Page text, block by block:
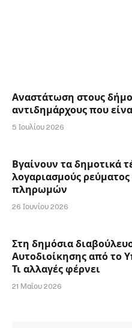
Αναστάτωση στους
αντιδημάρχους που
5 Ιουλίου 2026
Βγαίνουν τα δημοτικά
λογαριασμούς
πληρωμών
26 Ιουνίου 2026
Στη δημόσια
Αυτοδιοίκησης από το
Τι αλλαγές φέρνει
21 Μαΐου 2026